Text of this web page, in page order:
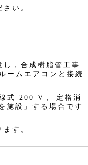
い。
，合成樹脂管工事
ームエアコンと接続
式 200 V， 定格消
施設」する場合です
す。